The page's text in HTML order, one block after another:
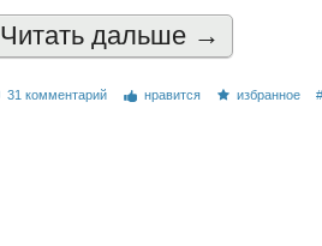
Читать дальшe →
31 комментарий нравится избранное